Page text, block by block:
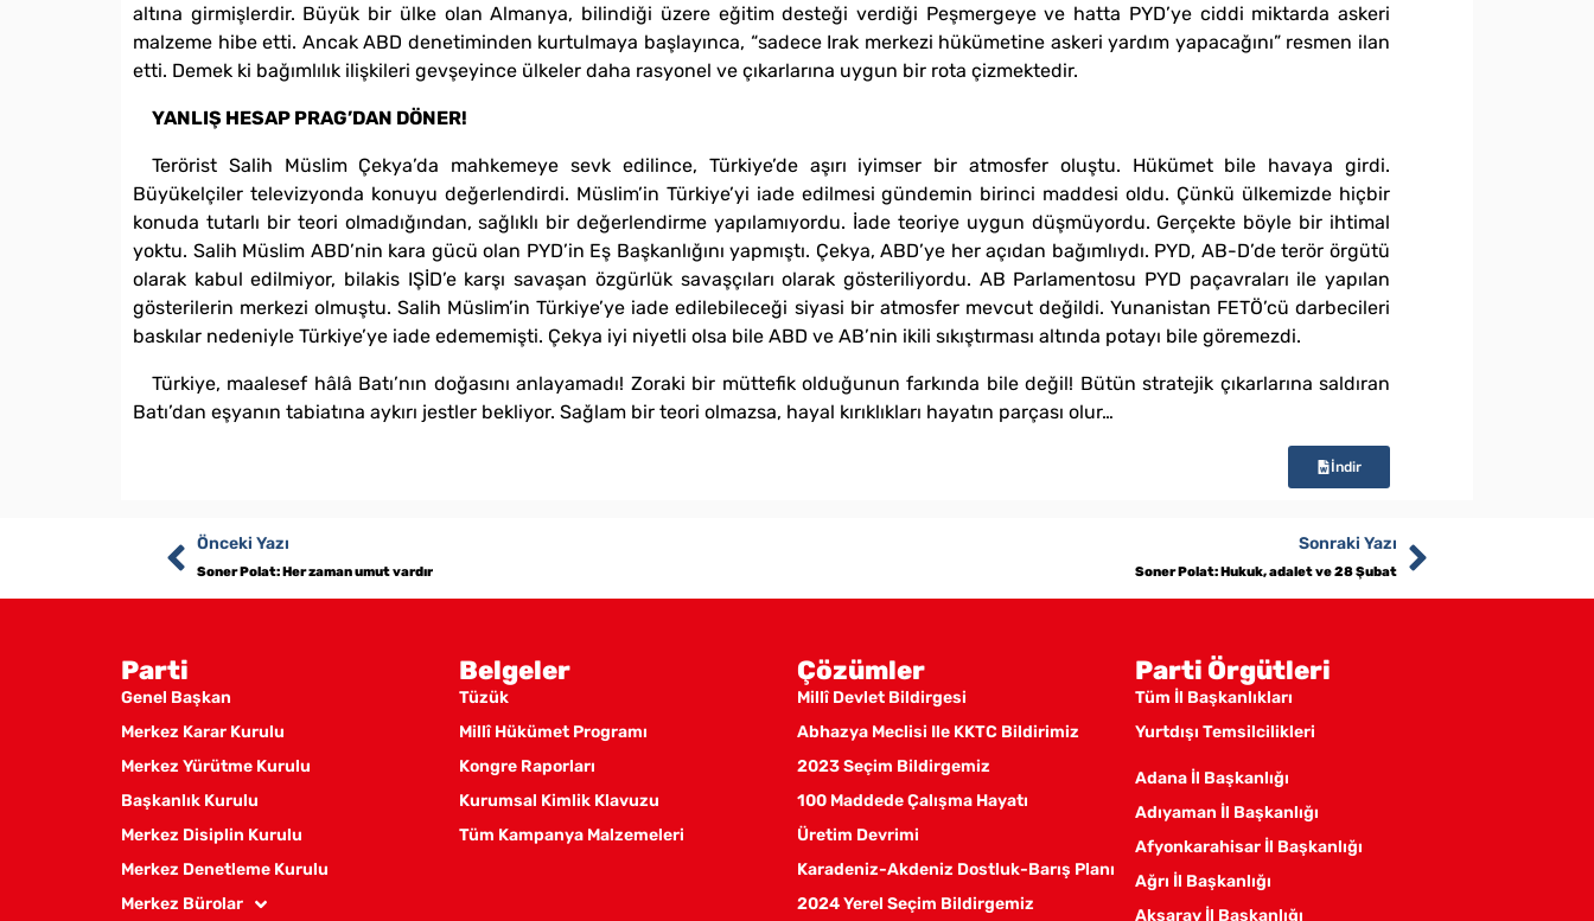
altına girmişlerdir. Büyük bir ülke olan Almanya, bilindiği üzere eğitim desteği verdiği Peşmergeye ve hatta PYD’ye ciddi miktarda askeri
malzeme hibe etti. Ancak ABD denetiminden kurtulmaya başlayınca, “sadece Irak merkezi hükümetine askeri yardım yapacağını” resmen ilan
etti. Demek ki bağımlılık ilişkileri gevşeyince ülkeler daha rasyonel ve çıkarlarına uygun bir rota çizmektedir.
YANLIŞ HESAP PRAG’DAN DÖNER!
Terörist Salih Müslim Çekya’da mahkemeye sevk edilince, Türkiye’de aşırı iyimser bir atmosfer oluştu. Hükümet bile havaya girdi.
Büyükelçiler televizyonda konuyu değerlendirdi. Müslim’in Türkiye’yi iade edilmesi gündemin birinci maddesi oldu. Çünkü ülkemizde hiçbir
konuda tutarlı bir teori olmadığından, sağlıklı bir değerlendirme yapılamıyordu. İade teoriye uygun düşmüyordu. Gerçekte böyle bir ihtimal
yoktu. Salih Müslim ABD’nin kara gücü olan PYD’in Eş Başkanlığını yapmıştı. Çekya, ABD’ye her açıdan bağımlıydı. PYD, AB-D’de terör örgütü
olarak kabul edilmiyor, bilakis IŞİD’e karşı savaşan özgürlük savaşçıları olarak gösteriliyordu. AB Parlamentosu PYD paçavraları ile yapılan
gösterilerin merkezi olmuştu. Salih Müslim’in Türkiye’ye iade edilebileceği siyasi bir atmosfer mevcut değildi. Yunanistan FETÖ’cü darbecileri
baskılar nedeniyle Türkiye’ye iade edememişti. Çekya iyi niyetli olsa bile ABD ve AB’nin ikili sıkıştırması altında potayı bile göremezdi.
Türkiye, maalesef hâlâ Batı’nın doğasını anlayamadı! Zoraki bir müttefik olduğunun farkında bile değil! Bütün stratejik çıkarlarına saldıran
Batı’dan eşyanın tabiatına aykırı jestler bekliyor. Sağlam bir teori olmazsa, hayal kırıklıkları hayatın parçası olur…
İndir
Önceki Yazı
Soner Polat: Her zaman umut vardır
Sonraki Yazı
Soner Polat: Hukuk, adalet ve 28 Şubat
Parti
Genel Başkan
Merkez Karar Kurulu
Merkez Yürütme Kurulu
Başkanlık Kurulu
Merkez Disiplin Kurulu
Merkez Denetleme Kurulu
Merkez Bürolar
Belgeler
Tüzük
Millî Hükümet Programı
Kongre Raporları
Kurumsal Kimlik Klavuzu
Tüm Kampanya Malzemeleri
Çözümler
Millî Devlet Bildirgesi
Abhazya Meclisi Ile KKTC Bildirimiz
2023 Seçim Bildirgemiz
100 Maddede Çalışma Hayatı
Üretim Devrimi
Karadeniz-Akdeniz Dostluk-Barış Planı
2024 Yerel Seçim Bildirgemiz
Parti Örgütleri
Tüm İl Başkanlıkları
Yurtdışı Temsilcilikleri
Adana İl Başkanlığı
Adıyaman İl Başkanlığı
Afyonkarahisar İl Başkanlığı
Ağrı İl Başkanlığı
Aksaray İl Başkanlığı